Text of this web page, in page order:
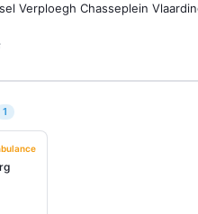
Verploegh Chasseplein
1